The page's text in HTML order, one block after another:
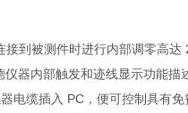
到被测件时进行内部调零高
器内部触发和迹线显示功能
电缆插入 PC，便可控制具有